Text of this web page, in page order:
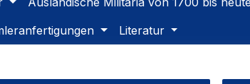
Literatur